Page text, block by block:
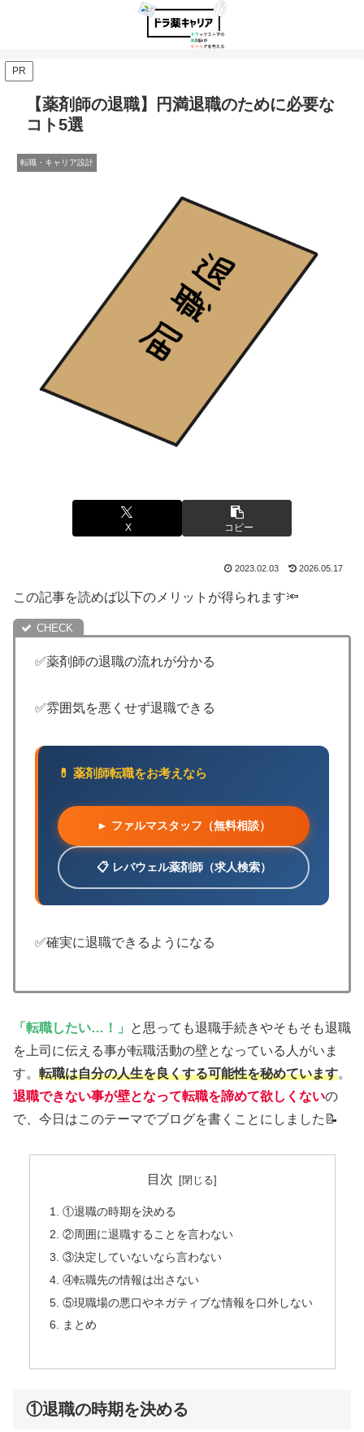
PR
【薬剤師の退職】円満退職のために必要な
コト5選
転職・キャリア設計
X コピー
2023.02.03 2026.05.17
この記事を読めば以下のメリットが得られます🔦
✅薬剤師の退職の流れが分かる
✅雰囲気を悪くせず退職できる
💊 薬剤師転職をお考えなら
► ファルマスタッフ（無料相談）
📋 レバウェル薬剤師（求人検索）
✅確実に退職できるようになる
「転職したい…！」
と思っても退職手続きやそもそも退職
を上司に伝える事が転職活動の壁となっている人がいま
す。 転職は自分の人生を良くする可能性を秘めています。
退職できない事が壁となって転職を諦めて欲しくないの
で、今日はこのテーマでブログを書くことにしました📝
目次
①退職の時期を決める
②周囲に退職することを言わない
③決定していないなら言わない
④転職先の情報は出さない
⑤現職場の悪口やネガティブな情報を口外しない
まとめ
①退職の時期を決める